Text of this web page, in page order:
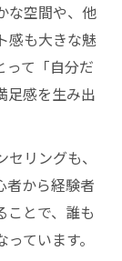
な空間や、他
感も大きな魅
って「自分だ
足感を生み出
リングも、
者から経験者
ことで、誰も
ています。